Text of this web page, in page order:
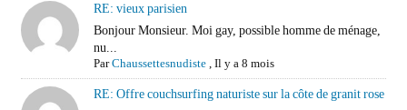
RE: vieux parisien
Bonjour Monsieur. Moi gay, possible homme de ménage,
nu...
ParChaussettesnudiste,Il y a 8 mois
RE: Offre couchsurfing naturiste sur la côte de granit rose